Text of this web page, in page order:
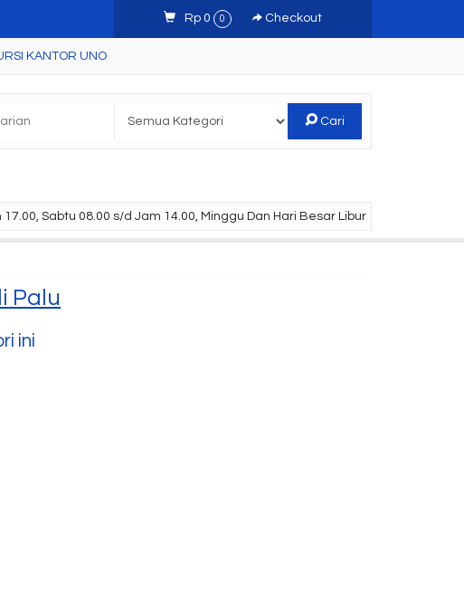
Rp 0 0 Checkout
KANTOR UNO
Cari
Sabtu 08.00 s/d Jam 14.00, Minggu Dan Hari Besar Libur
Palu
ini